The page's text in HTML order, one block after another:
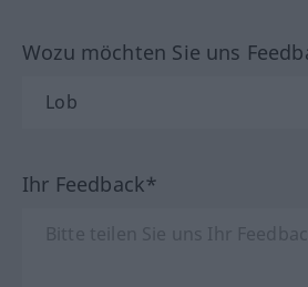
Wozu möchten Sie uns
Ihr Feedback*